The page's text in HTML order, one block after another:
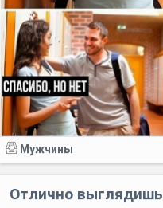
Мужчины
Отлично выглядишь